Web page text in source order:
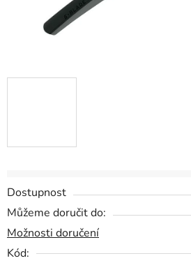
Dostupnost
Můžeme doručit do:
Možnosti doručení
Kód: